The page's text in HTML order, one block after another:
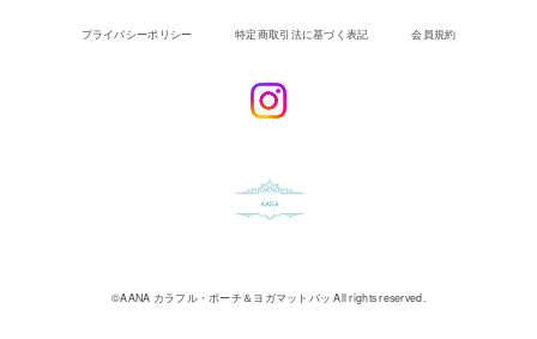
プライバシーポリシー 特定商取引法に基づく表記 会員規約
©︎AANA カラフル・ポーチ＆ヨガマットバッ All rights reserved.